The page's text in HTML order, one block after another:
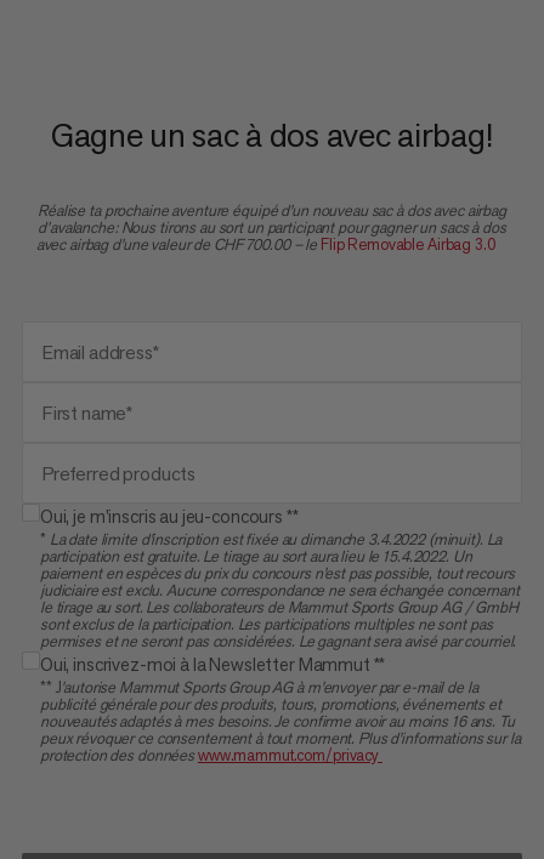
Gagne un sac à dos avec airbag!
Réalise ta prochaine aventure équipé d'un nouveau sac à dos avec airbag
d’avalanche: Nous tirons au sort un participant pour gagner un sacs à dos
avec airbag d'une valeur de CHF 700.00 – le Flip Removable Airbag 3.0
Email address*
First name*
Preferred products
Oui, je m'inscris au jeu-concours **
* La date limite d'inscription est fixée au dimanche 3.4.2022 (minuit). La
participation est gratuite. Le tirage au sort aura lieu le 15.4.2022. Un
paiement en espèces du prix du concours n'est pas possible, tout recours
judiciaire est exclu. Aucune correspondance ne sera échangée concernant
le tirage au sort. Les collaborateurs de Mammut Sports Group AG / GmbH
sont exclus de la participation. Les participations multiples ne sont pas
permises et ne seront pas considérées. Le gagnant sera avisé par courriel.
Oui, inscrivez-moi à la Newsletter Mammut **
** J'autorise Mammut Sports Group AG à m'envoyer par e-mail de la
publicité générale pour des produits, tours, promotions, événements et
nouveautés adaptés à mes besoins. Je confirme avoir au moins 16 ans. Tu
peux révoquer ce consentement à tout moment. Plus d'informations sur la
protection des donnéeswww.mammut.com/privacy